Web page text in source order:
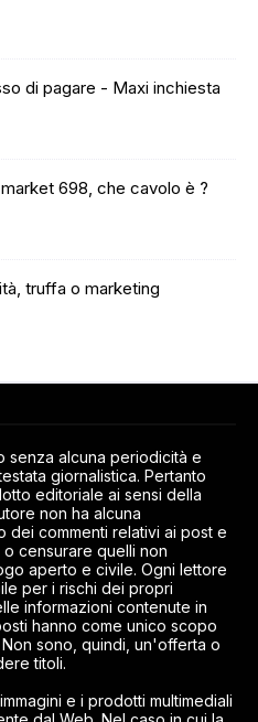
di pagare - Maxi inchiesta
698, che cavolo è ?
truffa o marketing
senza alcuna periodicità e
giornalistica. Pertanto
editoriale ai sensi della
non ha alcuna
dei commenti relativi ai post e
o censurare quelli non
aperto e civile. Ogni lettore
per i rischi dei propri
informazioni contenute in
hanno come unico scopo
sono, quindi, un'offerta o
titoli.
e i prodotti multimediali